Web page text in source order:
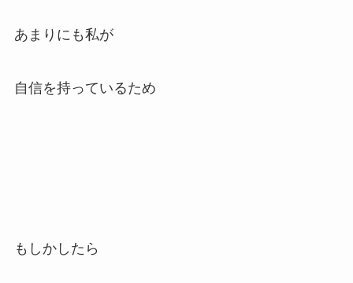
あまりにも私が
自信を持っているため
もしかしたら